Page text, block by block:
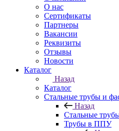
О нас
Сертификаты
Партнеры
Вакансии
Реквизиты
Отзывы
Новости
Каталог
Назад
Каталог
Стальные трубы и
Назад
Стальные
Трубы в ППУ